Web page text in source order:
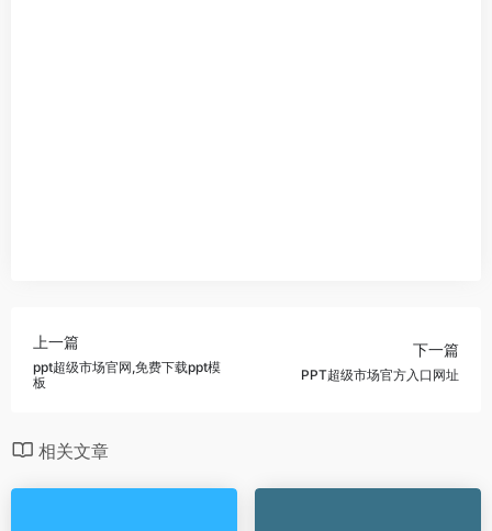
上一篇
ppt超级市场官网,免费下载ppt模
板
下一篇
PPT超级市场官方入口网址
相关文章